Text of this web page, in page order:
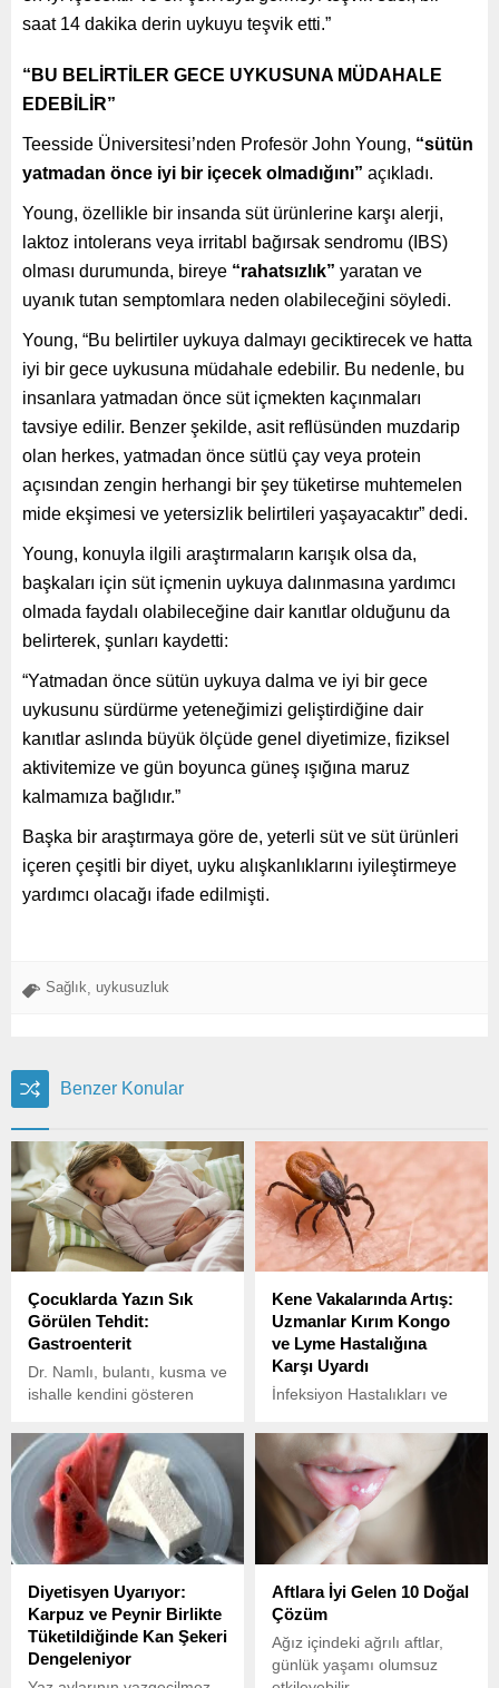
saat 14 dakika derin uykuyu teşvik etti.”
“BU BELİRTİLER GECE UYKUSUNA MÜDAHALE
EDEBİLİR”
Teesside Üniversitesi’nden Profesör John Young, “sütün
yatmadan önce iyi bir içecek olmadığını” açıkladı.
Young, özellikle bir insanda süt ürünlerine karşı alerji,
laktoz intolerans veya irritabl bağırsak sendromu (IBS)
olması durumunda, bireye “rahatsızlık” yaratan ve
uyanık tutan semptomlara neden olabileceğini söyledi.
Young, “Bu belirtiler uykuya dalmayı geciktirecek ve hatta
iyi bir gece uykusuna müdahale edebilir. Bu nedenle, bu
insanlara yatmadan önce süt içmekten kaçınmaları
tavsiye edilir. Benzer şekilde, asit reflüsünden muzdarip
olan herkes, yatmadan önce sütlü çay veya protein
açısından zengin herhangi bir şey tüketirse muhtemelen
mide ekşimesi ve yetersizlik belirtileri yaşayacaktır” dedi.
Young, konuyla ilgili araştırmaların karışık olsa da,
başkaları için süt içmenin uykuya dalınmasına yardımcı
olmada faydalı olabileceğine dair kanıtlar olduğunu da
belirterek, şunları kaydetti:
“Yatmadan önce sütün uykuya dalma ve iyi bir gece
uykusunu sürdürme yeteneğimizi geliştirdiğine dair
kanıtlar aslında büyük ölçüde genel diyetimize, fiziksel
aktivitemize ve gün boyunca güneş ışığına maruz
kalmamıza bağlıdır.”
Başka bir araştırmaya göre de, yeterli süt ve süt ürünleri
içeren çeşitli bir diyet, uyku alışkanlıklarını iyileştirmeye
yardımcı olacağı ifade edilmişti.
Sağlık uykusuzluk
Benzer Konular
Çocuklarda Yazın Sık
Görülen Tehdit:
Gastroenterit
Dr. Namlı, bulantı, kusma ve
ishalle kendini gösteren
arasında “mide gribi” olarak
bilindiğini belirtti.
Kene Vakalarında Artış:
Uzmanlar Kırım Kongo
ve Lyme Hastalığına
Karşı Uyardı
İnfeksiyon Hastalıkları ve
Doç. Dr. Zehra Çağla
Karakoç, yaz aylarının
gelmesiyle birlikte kene
kaynaklı hastalıklarda artış
yaşandığını belirterek,
özellikle Kırım Kongo
Lyme hastalığına karşı
uyarılarda bulundu.
Diyetisyen Uyarıyor:
Karpuz ve Peynir Birlikte
Tüketildiğinde Kan Şekeri
Dengeleniyor
Aftlara İyi Gelen 10 Doğal
Çözüm
Ağız içindeki ağrılı aftlar,
günlük yaşamı olumsuz